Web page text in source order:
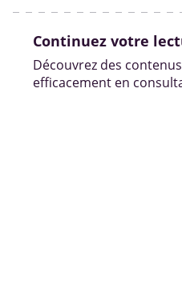
Continuez votre
Découvrez des
efficacement en